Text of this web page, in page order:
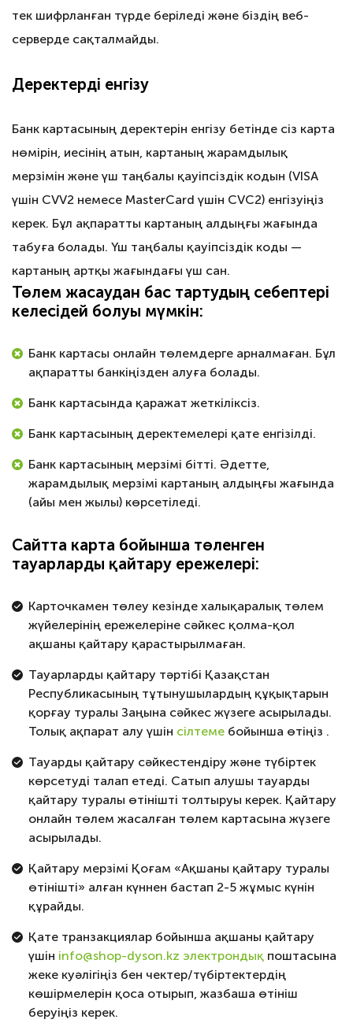
тек шифрланған түрде беріледі және біздің веб-
серверде сақталмайды.
Деректерді енгізу
Банк картасының деректерін енгізу бетінде сіз карта
нөмірін, иесінің атын, картаның жарамдылық
мерзімін және үш таңбалы қауіпсіздік кодын (VISA
үшін CVV2 немесе MasterCard үшін CVC2) енгізуіңіз
керек. Бұл ақпаратты картаның алдыңғы жағында
табуға болады. Үш таңбалы қауіпсіздік коды —
картаның артқы жағындағы үш сан.
Төлем жасаудан бас тартудың себептері
келесідей болуы мүмкін:
Банк картасы онлайн төлемдерге арналмаған. Бұл
ақпаратты банкіңізден алуға болады.
Банк картасында қаражат жеткіліксіз.
Банк картасының деректемелері қате енгізілді.
Банк картасының мерзімі бітті. Әдетте,
жарамдылық мерзімі картаның алдыңғы жағында
(айы мен жылы) көрсетіледі.
Сайтта карта бойынша төленген
тауарларды қайтару ережелері:
Карточкамен төлеу кезінде халықаралық төлем
жүйелерінің ережелеріне сәйкес қолма-қол
ақшаны қайтару қарастырылмаған.
Тауарларды қайтару тәртібі Қазақстан
Республикасының тұтынушылардың құқықтарын
қорғау туралы Заңына сәйкес жүзеге асырылады.
Толық ақпарат алу үшін сілтеме бойынша өтіңіз .
Тауарды қайтару сәйкестендіру және түбіртек
көрсетуді талап етеді. Сатып алушы тауарды
қайтару туралы өтінішті толтыруы керек. Қайтару
онлайн төлем жасалған төлем картасына жүзеге
асырылады.
Қайтару мерзімі Қоғам «Ақшаны қайтару туралы
өтінішті» алған күннен бастап 2-5 жұмыс күнін
құрайды.
Қате транзакциялар бойынша ақшаны қайтару
үшін info@shop-dyson.kz электрондық поштасына
жеке куәлігіңіз бен чектер/түбіртектердің
көшірмелерін қоса отырып, жазбаша өтініш
беруіңіз керек.